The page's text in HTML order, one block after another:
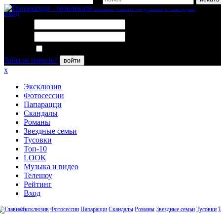
вход
Забыли пароль?
войти
x
Эксклюзив
Фотосессии
Папарацци
Скандалы
Романы
Звездные семьи
Тусовки
Топ-10
LOOK
Музыка и видео
Телешоу
Рейтинг
Вход
Эксклюзив Фотосессии Папарацци Скандалы Романы Звездные семьи Тусовки